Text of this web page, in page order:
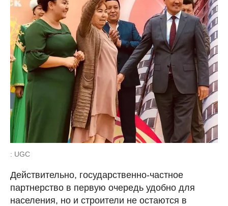
: UGC
Действительно, государственно-частное
партнерство в первую очередь удобно для
населения, но и строители не остаются в